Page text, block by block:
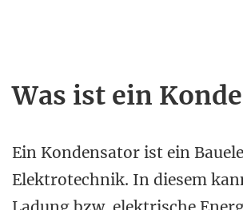
Was ist ein
Ein Kondensator ist ein
Elektrotechnik. In diesem